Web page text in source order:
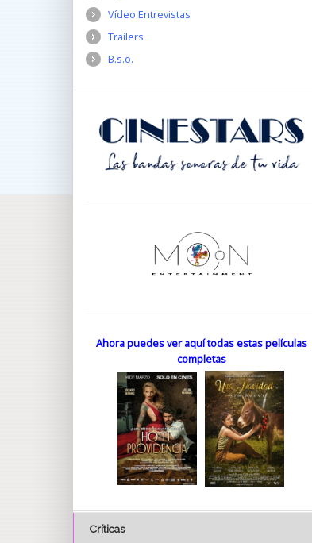
Vídeo Entrevistas
Trailers
B.s.o.
Ahora puedes ver aquí todas estas películas
completas
Críticas